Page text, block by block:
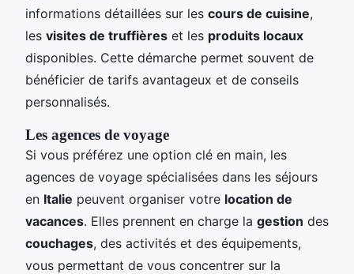
informations détaillées sur les cours de cuisine,
les visites de truffières et les produits locaux
disponibles. Cette démarche permet souvent de
bénéficier de tarifs avantageux et de conseils
personnalisés.
Les agences de voyage
Si vous préférez une option clé en main, les
agences de voyage spécialisées dans les séjours
en Italie peuvent organiser votre location de
vacances. Elles prennent en charge la gestion des
couchages, des activités et des équipements,
vous permettant de vous concentrer sur la